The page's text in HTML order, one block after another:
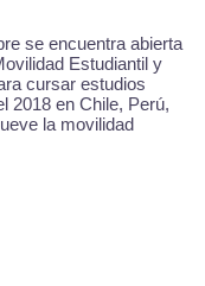
se encuentra abierta
Estudiantil y
cursar estudios
2018 en Chile, Perú,
la movilidad